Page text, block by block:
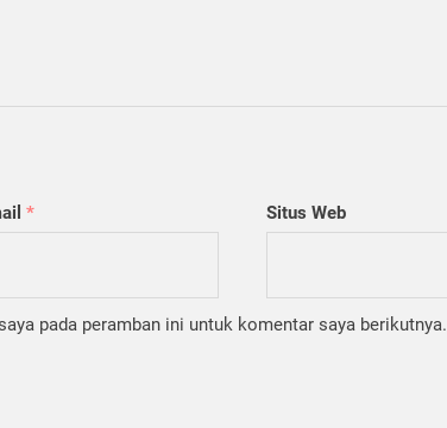
* Situs Web
pada peramban ini untuk komentar saya berikutnya.